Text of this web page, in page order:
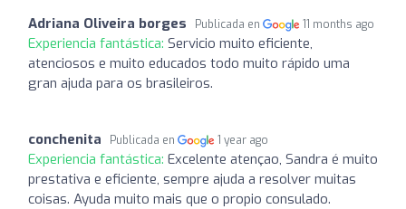
Adriana Oliveira borges Publicada en 11 months ago
Experiencia fantástica: Servicio muito eficiente,
atenciosos e muito educados todo muito rápido uma
gran ajuda para os brasileiros.
conchenita Publicada en 1 year ago
Experiencia fantástica: Excelente atençao, Sandra é muito
prestativa e eficiente, sempre ajuda a resolver muitas
coisas. Ayuda muito mais que o propio consulado.